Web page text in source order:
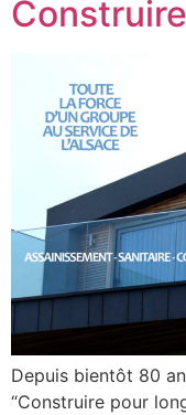
Depuis bientôt 80
“Construire pour